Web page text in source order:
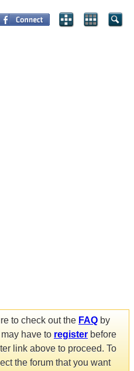
to check out the FAQ by
have to register before
link above to proceed. To
the forum that you want